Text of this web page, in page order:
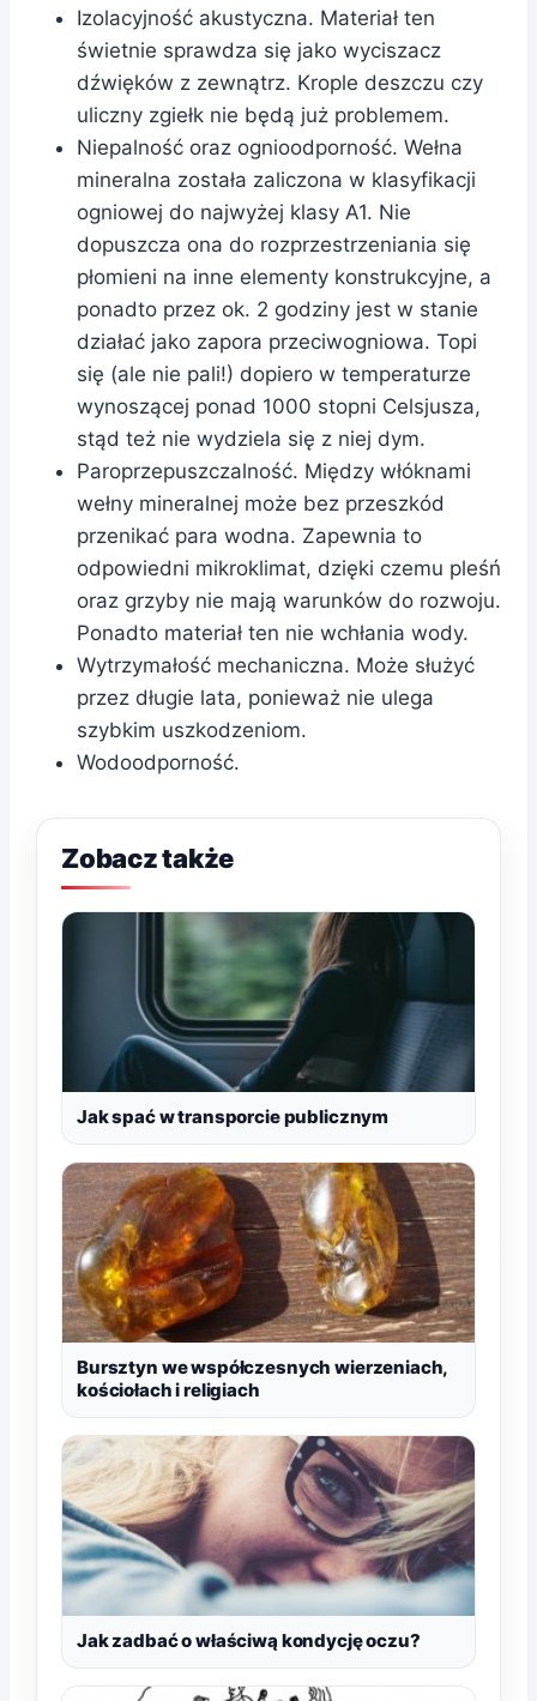
Izolacyjność akustyczna. Materiał ten
świetnie sprawdza się jako wyciszacz
dźwięków z zewnątrz. Krople deszczu czy
uliczny zgiełk nie będą już problemem.
Niepalność oraz ognioodporność. Wełna
mineralna została zaliczona w klasyfikacji
ogniowej do najwyżej klasy A1. Nie
dopuszcza ona do rozprzestrzeniania się
płomieni na inne elementy konstrukcyjne, a
ponadto przez ok. 2 godziny jest w stanie
działać jako zapora przeciwogniowa. Topi
się (ale nie pali!) dopiero w temperaturze
wynoszącej ponad 1000 stopni Celsjusza,
stąd też nie wydziela się z niej dym.
Paroprzepuszczalność. Między włóknami
wełny mineralnej może bez przeszkód
przenikać para wodna. Zapewnia to
odpowiedni mikroklimat, dzięki czemu pleśń
oraz grzyby nie mają warunków do rozwoju.
Ponadto materiał ten nie wchłania wody.
Wytrzymałość mechaniczna. Może służyć
przez długie lata, ponieważ nie ulega
szybkim uszkodzeniom.
Wodoodporność.
Zobacz także
Jak spać w transporcie publicznym
Bursztyn we współczesnych wierzeniach,
kościołach i religiach
Jak zadbać o właściwą kondycję oczu?